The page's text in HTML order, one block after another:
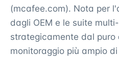
(mcafee.com). Nota per
dagli OEM e le suite
strategicamente dal puro
monitoraggio più ampio